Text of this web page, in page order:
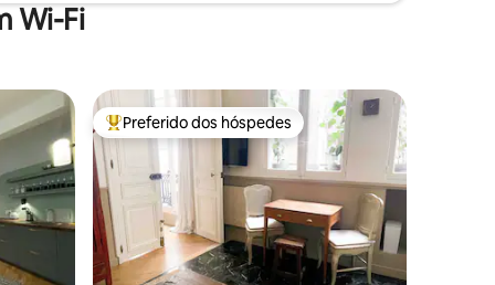
Wi-Fi
hóspedes Entre os melhores preferidos dos hóspedes
Preferido dos hóspedes